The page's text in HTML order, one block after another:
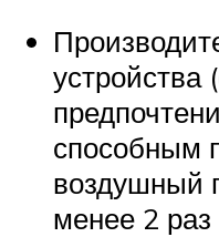
устройства
способным
воздушный
менее 2 раз